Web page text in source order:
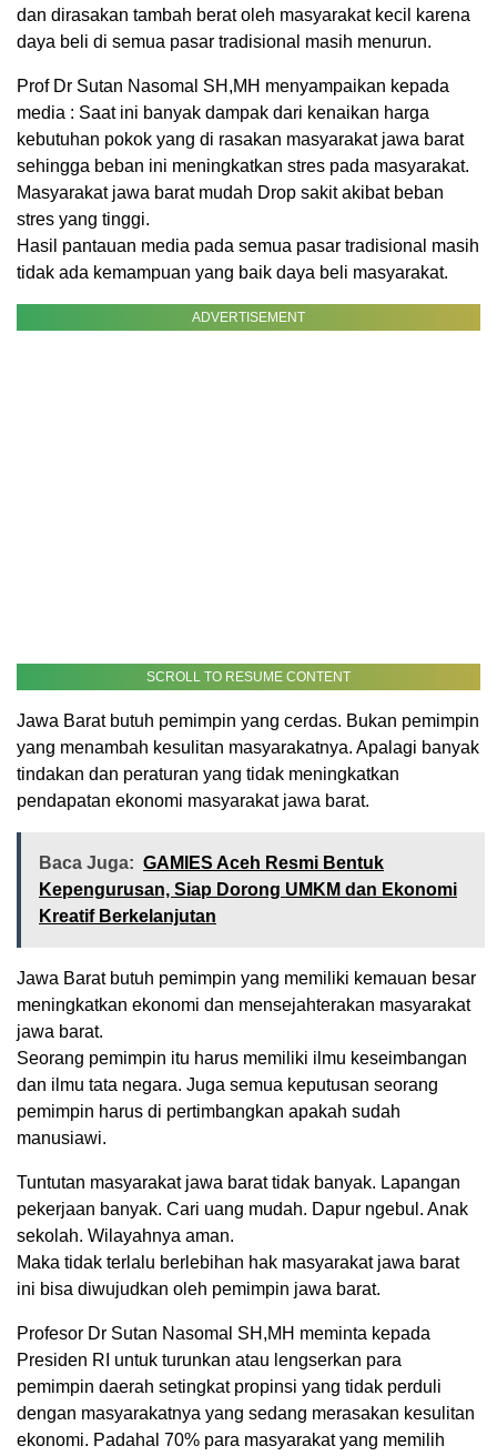
dan dirasakan tambah berat oleh masyarakat kecil karena
daya beli di semua pasar tradisional masih menurun.
Prof Dr Sutan Nasomal SH,MH menyampaikan kepada
media : Saat ini banyak dampak dari kenaikan harga
kebutuhan pokok yang di rasakan masyarakat jawa barat
sehingga beban ini meningkatkan stres pada masyarakat.
Masyarakat jawa barat mudah Drop sakit akibat beban
stres yang tinggi.
Hasil pantauan media pada semua pasar tradisional masih
tidak ada kemampuan yang baik daya beli masyarakat.
ADVERTISEMENT
SCROLL TO RESUME CONTENT
Jawa Barat butuh pemimpin yang cerdas. Bukan pemimpin
yang menambah kesulitan masyarakatnya. Apalagi banyak
tindakan dan peraturan yang tidak meningkatkan
pendapatan ekonomi masyarakat jawa barat.
Baca Juga: GAMIES Aceh Resmi Bentuk
Kepengurusan, Siap Dorong UMKM dan Ekonomi
Kreatif Berkelanjutan
Jawa Barat butuh pemimpin yang memiliki kemauan besar
meningkatkan ekonomi dan mensejahterakan masyarakat
jawa barat.
Seorang pemimpin itu harus memiliki ilmu keseimbangan
dan ilmu tata negara. Juga semua keputusan seorang
pemimpin harus di pertimbangkan apakah sudah
manusiawi.
Tuntutan masyarakat jawa barat tidak banyak. Lapangan
pekerjaan banyak. Cari uang mudah. Dapur ngebul. Anak
sekolah. Wilayahnya aman.
Maka tidak terlalu berlebihan hak masyarakat jawa barat
ini bisa diwujudkan oleh pemimpin jawa barat.
Profesor Dr Sutan Nasomal SH,MH meminta kepada
Presiden RI untuk turunkan atau lengserkan para
pemimpin daerah setingkat propinsi yang tidak perduli
dengan masyarakatnya yang sedang merasakan kesulitan
ekonomi. Padahal 70% para masyarakat yang memilih